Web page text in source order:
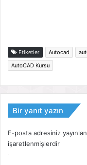
Etiketler Autocad
AutoCAD Kursu
Bir yanıt yazın
E-posta adresiniz
işaretlenmişlerdir